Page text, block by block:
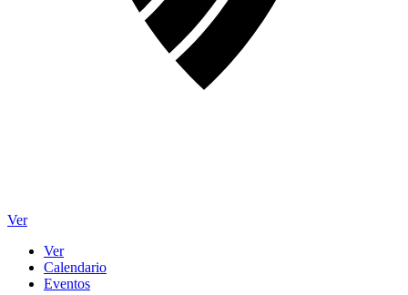
Ver
Ver
Calendario
Eventos